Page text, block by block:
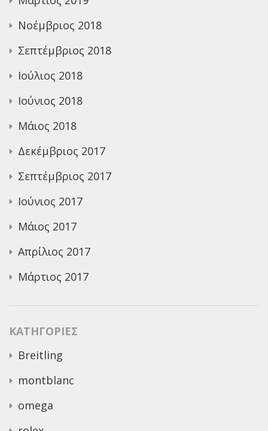
Νοέμβριος 2018
Σεπτέμβριος 2018
Ιούλιος 2018
Ιούνιος 2018
Μάιος 2018
Δεκέμβριος 2017
Σεπτέμβριος 2017
Ιούνιος 2017
Μάιος 2017
Απρίλιος 2017
Μάρτιος 2017
KΑΤΗΓΟΡΊΕΣ
Breitling
montblanc
omega